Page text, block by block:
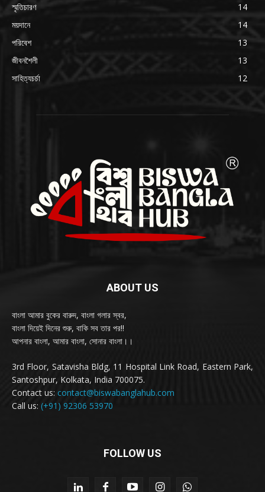
স্মৃতিচারণ
14
ময়দানে
14
পরিবেশ
13
জীবনশৈলী
13
সাহিত্যচর্চা
12
ABOUT US
বাংলা আমার বুকের বারুদ, বাংলা গলার স্বর,
বাংলা দিয়েই দিনের শুরু, বাকি সব তার পর!!
আপনার বাংলা, আমার বাংলা, সোনার বাংলা।।
3rd Floor, Satavisha Bldg, 11 Hospital Link Road, Eastern Park,
Santoshpur, Kolkata, India 700075.
Contact us: contact@biswabanglahub.com
Call us: (+91) 92306 53970
FOLLOW US